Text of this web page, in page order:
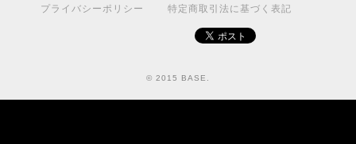
プライバシーポリシー 特定商取引法に基づく表記
© 2015 BASE.